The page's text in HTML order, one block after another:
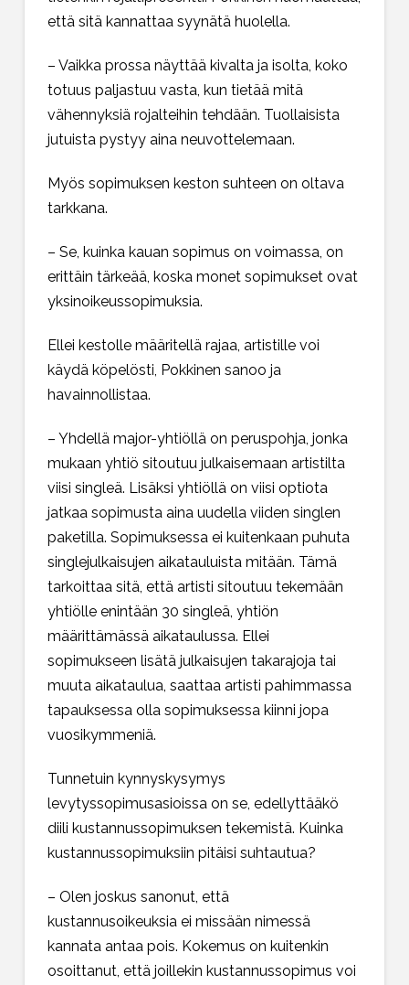
että sitä kannattaa syynätä huolella.
– Vaikka prossa näyttää kivalta ja isolta, koko
totuus paljastuu vasta, kun tietää mitä
vähennyksiä rojalteihin tehdään. Tuollaisista
jutuista pystyy aina neuvottelemaan.
Myös sopimuksen keston suhteen on oltava
tarkkana.
– Se, kuinka kauan sopimus on voimassa, on
erittäin tärkeää, koska monet sopimukset ovat
yksinoikeussopimuksia.
Ellei kestolle määritellä rajaa, artistille voi
käydä köpelösti, Pokkinen sanoo ja
havainnollistaa.
– Yhdellä major-yhtiöllä on peruspohja, jonka
mukaan yhtiö sitoutuu julkaisemaan artistilta
viisi singleä. Lisäksi yhtiöllä on viisi optiota
jatkaa sopimusta aina uudella viiden singlen
paketilla. Sopimuksessa ei kuitenkaan puhuta
singlejulkaisujen aikatauluista mitään. Tämä
tarkoittaa sitä, että artisti sitoutuu tekemään
yhtiölle enintään 30 singleä, yhtiön
määrittämässä aikataulussa. Ellei
sopimukseen lisätä julkaisujen takarajoja tai
muuta aikataulua, saattaa artisti pahimmassa
tapauksessa olla sopimuksessa kiinni jopa
vuosikymmeniä.
Tunnetuin kynnyskysymys
levytyssopimusasioissa on se, edellyttääkö
diili kustannussopimuksen tekemistä. Kuinka
kustannussopimuksiin pitäisi suhtautua?
– Olen joskus sanonut, että
kustannusoikeuksia ei missään nimessä
kannata antaa pois. Kokemus on kuitenkin
osoittanut, että joillekin kustannussopimus voi